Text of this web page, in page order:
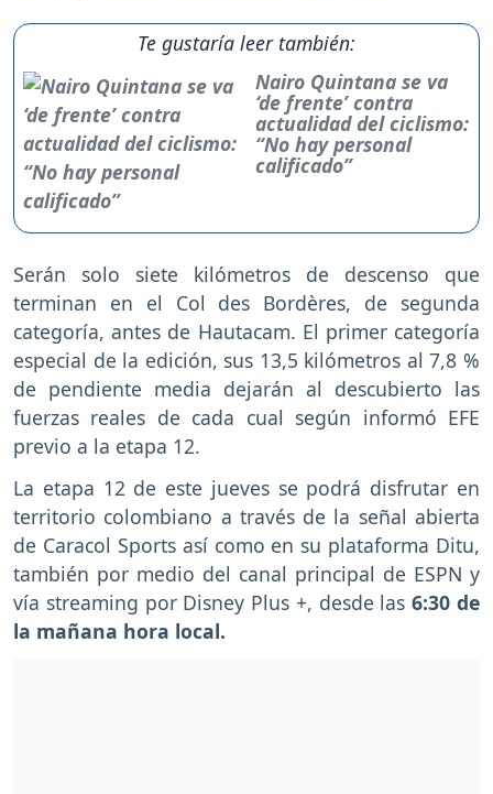
Te gustaría leer también:
Nairo Quintana se va
‘de frente’ contra
actualidad del ciclismo:
“No hay personal
calificado”
Serán solo siete kilómetros de descenso que
terminan en el Col des Bordères, de segunda
categoría, antes de Hautacam. El primer categoría
especial de la edición, sus 13,5 kilómetros al 7,8 %
de pendiente media dejarán al descubierto las
fuerzas reales de cada cual según informó EFE
previo a la etapa 12.
La etapa 12 de este jueves se podrá disfrutar en
territorio colombiano a través de la señal abierta
de Caracol Sports así como en su plataforma Ditu,
también por medio del canal principal de ESPN y
vía streaming por Disney Plus +, desde las6:30 de
la mañana hora local.